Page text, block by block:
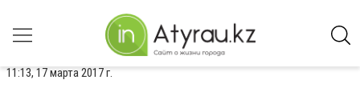
11:13, 17 марта 2017 г.